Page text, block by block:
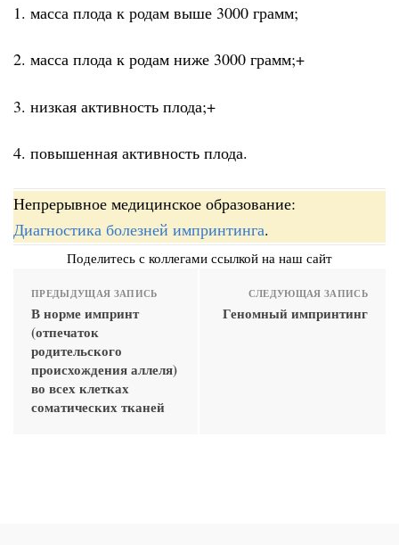
1. масса плода к родам выше 3000 грамм;
2. масса плода к родам ниже 3000 грамм;+
3. низкая активность плода;+
4. повышенная активность плода.
Непрерывное медицинское образование:
Диагностика болезней импринтинга.
Поделитесь с коллегами ссылкой на наш сайт
ПРЕДЫДУЩАЯ ЗАПИСЬ
В норме импринт
(отпечаток
родительского
происхождения аллеля)
во всех клетках
соматических тканей
СЛЕДУЮЩАЯ ЗАПИСЬ
Геномный импринтинг